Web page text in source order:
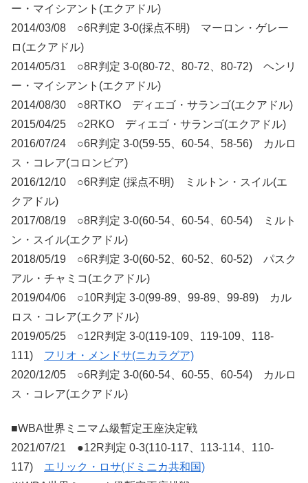
ー・マイシアント(エクアドル)
2014/03/08 ○6R判定 3-0(採点不明) マーロン・ゲレー
ロ(エクアドル)
2014/05/31 ○8R判定 3-0(80-72、80-72、80-72) ヘンリ
ー・マイシアント(エクアドル)
2014/08/30 ○8RTKO ディエゴ・サランゴ(エクアドル)
2015/04/25 ○2RKO ディエゴ・サランゴ(エクアドル)
2016/07/24 ○6R判定 3-0(59-55、60-54、58-56) カルロ
ス・コレア(コロンビア)
2016/12/10 ○6R判定 (採点不明) ミルトン・スイル(エ
クアドル)
2017/08/19 ○8R判定 3-0(60-54、60-54、60-54) ミルト
ン・スイル(エクアドル)
2018/05/19 ○6R判定 3-0(60-52、60-52、60-52) パスク
アル・チャミコ(エクアドル)
2019/04/06 ○10R判定 3-0(99-89、99-89、99-89) カル
ロス・コレア(エクアドル)
2019/05/25 ○12R判定 3-0(119-109、119-109、118-
111) フリオ・メンドサ(ニカラグア)
2020/12/05 ○6R判定 3-0(60-54、60-55、60-54) カルロ
ス・コレア(エクアドル)
■WBA世界ミニマム級暫定王座決定戦
2021/07/21 ●12R判定 0-3(110-117、113-114、110-
117) エリック・ロサ(ドミニカ共和国)